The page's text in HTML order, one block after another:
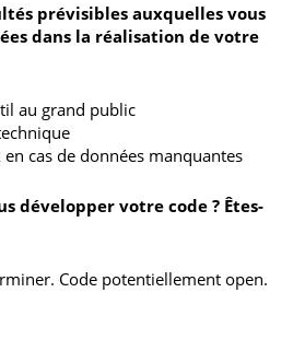
prévisibles auxquelles vous
dans la réalisation de votre
au grand public
cas de données manquantes
développer votre code ? Êtes-
Code potentiellement open.